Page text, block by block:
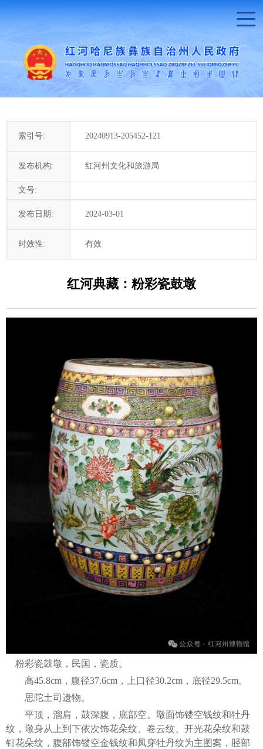
索引号: 20240913-205452-121
发布机构: 红河州文化和旅游局
文号:
发布日期: 2024-03-01
时效性: 有效
红河典藏：粉彩瓷鼓墩
粉彩瓷鼓墩，民国，瓷质。
高45.8cm，腹径37.6cm，上口径30.2cm，底径29.5cm。
思陀土司遗物。
平顶，溜肩，鼓深腹，底部空。墩面饰镂空钱纹和牡丹
纹，墩身从上到下依次饰花朵纹、卷云纹、开光花朵纹和鼓
钉花朵纹，腹部饰镂空金钱纹和凤穿牡丹纹为主图案，胫部